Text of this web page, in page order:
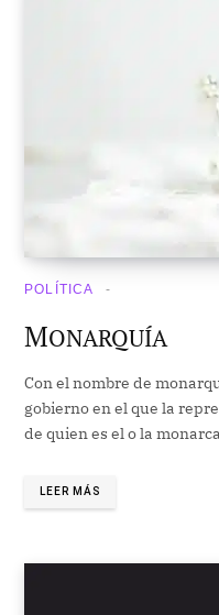
POLÍTICA
MONARQUÍA
Con el nombre de
gobierno en el que la
de quien es el o la
LEER MÁS